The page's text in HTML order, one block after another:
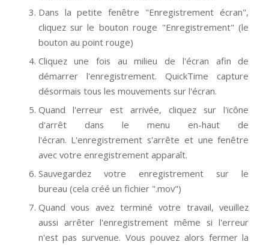
Dans la petite fenêtre "Enregistrement écran",
cliquez sur le bouton rouge "Enregistrement" (le
bouton au point rouge)
Cliquez une fois au milieu de l'écran afin de
démarrer l'enregistrement. QuickTime capture
désormais tous les mouvements sur l'écran.
Quand l'erreur est arrivée, cliquez sur l'icône
d'arrêt dans le menu en-haut de
l'écran. L'enregistrement s'arrête et une fenêtre
avec votre enregistrement apparaît.
Sauvegardez votre enregistrement sur le
bureau (cela créé un fichier ".mov")
Quand vous avez terminé votre travail, veuillez
aussi arrêter l'enregistrement même si l'erreur
n'est pas survenue. Vous pouvez alors fermer la